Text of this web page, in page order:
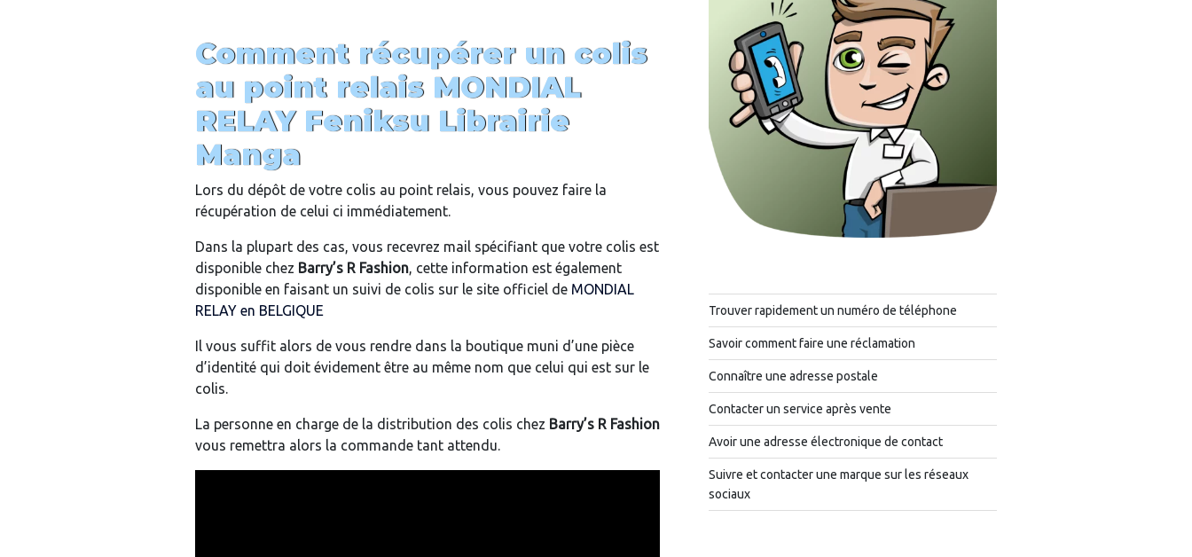
Comment récupérer un colis
au point relais MONDIAL
RELAY Feniksu Librairie
Manga
Lors du dépôt de votre colis au point relais, vous pouvez faire la
récupération de celui ci immédiatement.
Dans la plupart des cas, vous recevrez mail spécifiant que votre colis est
disponible chez Barry’s R Fashion, cette information est également
disponible en faisant un suivi de colis sur le site officiel de MONDIAL
RELAY en BELGIQUE
Il vous suffit alors de vous rendre dans la boutique muni d’une pièce
d’identité qui doit évidement être au même nom que celui qui est sur le
colis.
La personne en charge de la distribution des colis chez Barry’s R Fashion
vous remettra alors la commande tant attendu.
Trouver rapidement un numéro de téléphone
Savoir comment faire une réclamation
Connaître une adresse postale
Contacter un service après vente
Avoir une adresse électronique de contact
Suivre et contacter une marque sur les réseaux
sociaux